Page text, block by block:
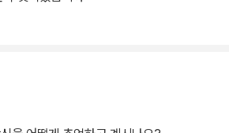
할 수 있기 때문이다. 이를 통해 남은 삶의
서전이 완성된다. 그리고 이 자서전은 자
게 소중한 선물이 되어준다.